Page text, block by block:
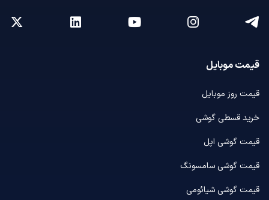
قیمت موبایل
قیمت روز موبایل
خرید قسطی گوشی
قیمت گوشی اپل
قیمت گوشی سامسونگ
قیمت گوشی شیائومی